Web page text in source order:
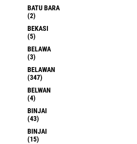
BATU BARA
(2)
BEKASI
(5)
BELAWA
(3)
BELAWAN
(347)
BELWAN
(4)
BINJAI
(43)
BINJAI
(15)